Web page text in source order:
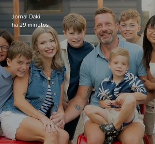
Jornal Daki
há 29 minutos